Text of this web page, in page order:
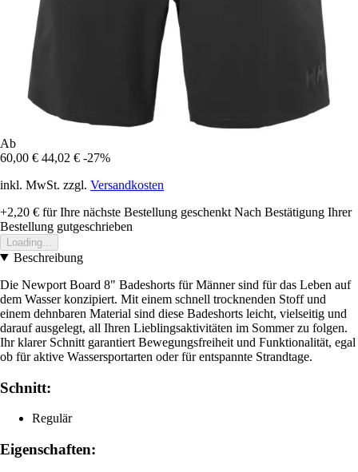
Ab
60,00 € 44,02 € -27%
inkl. MwSt. zzgl. Versandkosten
+2,20 € für Ihre nächste Bestellung geschenkt Nach Bestätigung Ihrer
Bestellung gutgeschrieben
Loading...
Beschreibung
Die Newport Board 8" Badeshorts für Männer sind für das Leben auf
dem Wasser konzipiert. Mit einem schnell trocknenden Stoff und
einem dehnbaren Material sind diese Badeshorts leicht, vielseitig und
darauf ausgelegt, all Ihren Lieblingsaktivitäten im Sommer zu folgen.
Ihr klarer Schnitt garantiert Bewegungsfreiheit und Funktionalität, egal
ob für aktive Wassersportarten oder für entspannte Strandtage.
Schnitt:
Regulär
Eigenschaften: